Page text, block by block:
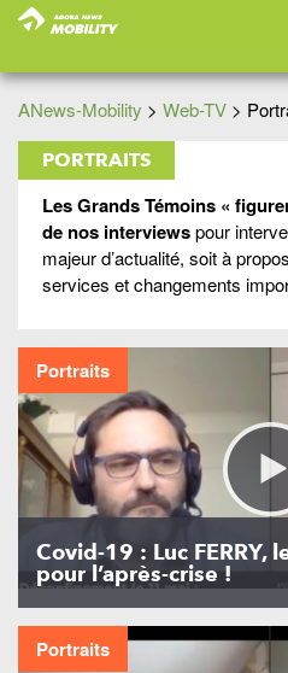
ANews-Mobility > Web-TV >
PORTRAITS
Les Grands Témoins «
de nos interviewspour
majeur d’actualité, soit à
services et changements
Portraits
Covid-19 : Luc FERRY,
pour l’après-crise !
Portraits